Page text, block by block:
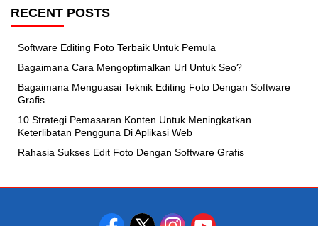
RECENT POSTS
Software Editing Foto Terbaik Untuk Pemula
Bagaimana Cara Mengoptimalkan Url Untuk Seo?
Bagaimana Menguasai Teknik Editing Foto Dengan Software
Grafis
10 Strategi Pemasaran Konten Untuk Meningkatkan
Keterlibatan Pengguna Di Aplikasi Web
Rahasia Sukses Edit Foto Dengan Software Grafis